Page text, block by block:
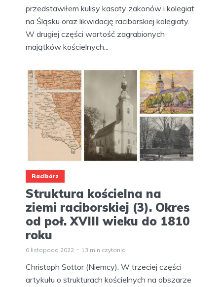
przedstawiłem kulisy kasaty zakonów i kolegiat
na Śląsku oraz likwidację raciborskiej kolegiaty.
W drugiej części wartość zagrabionych
majątków kościelnych...
Racibórz
Struktura kościelna na
ziemi raciborskiej (3). Okres
od poł. XVIII wieku do 1810
roku
6 listopada 2022 13 min czytania
Christoph Sottor (Niemcy). W trzeciej części
artykułu o strukturach kościelnych na obszarze